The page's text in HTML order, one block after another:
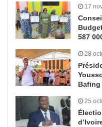
17
587
28
Bafing
25